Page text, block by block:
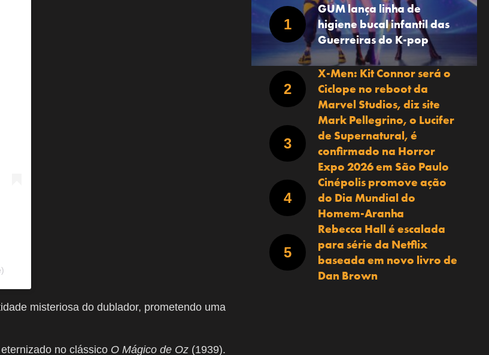
misteriosa do dublador, prometendo uma
no clássico O Mágico de Oz (1939).
GUM lança linha de
higiene bucal infantil das
Guerreiras do K-pop
X-Men: Kit Connor será o
Ciclope no reboot da
Marvel Studios, diz site
Mark Pellegrino, o Lucifer
de Supernatural, é
confirmado na Horror
Expo 2026 em São Paulo
Cinépolis promove ação
do Dia Mundial do
Homem-Aranha
Rebecca Hall é escalada
para série da Netflix
baseada em novo livro de
Dan Brown